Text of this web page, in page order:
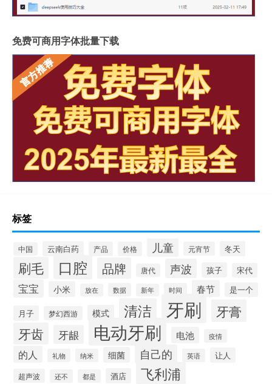
免费可商用字体批量下载
标签
中国 云南白药 产品 价格 儿童 元宵节 冬天
刷毛 口腔 品牌 唐代 声波 孩子 宋代
宝宝 小米 放在 数据 新年 时间 春节 是一个
月子 梦幻西游 模式 清洁 牙刷 牙膏
牙齿 牙龈 电动牙刷 电池 疫情
的人 礼物 纳米 细菌 自己的 英语 让人
超声波 还不 都是 酒店 飞利浦